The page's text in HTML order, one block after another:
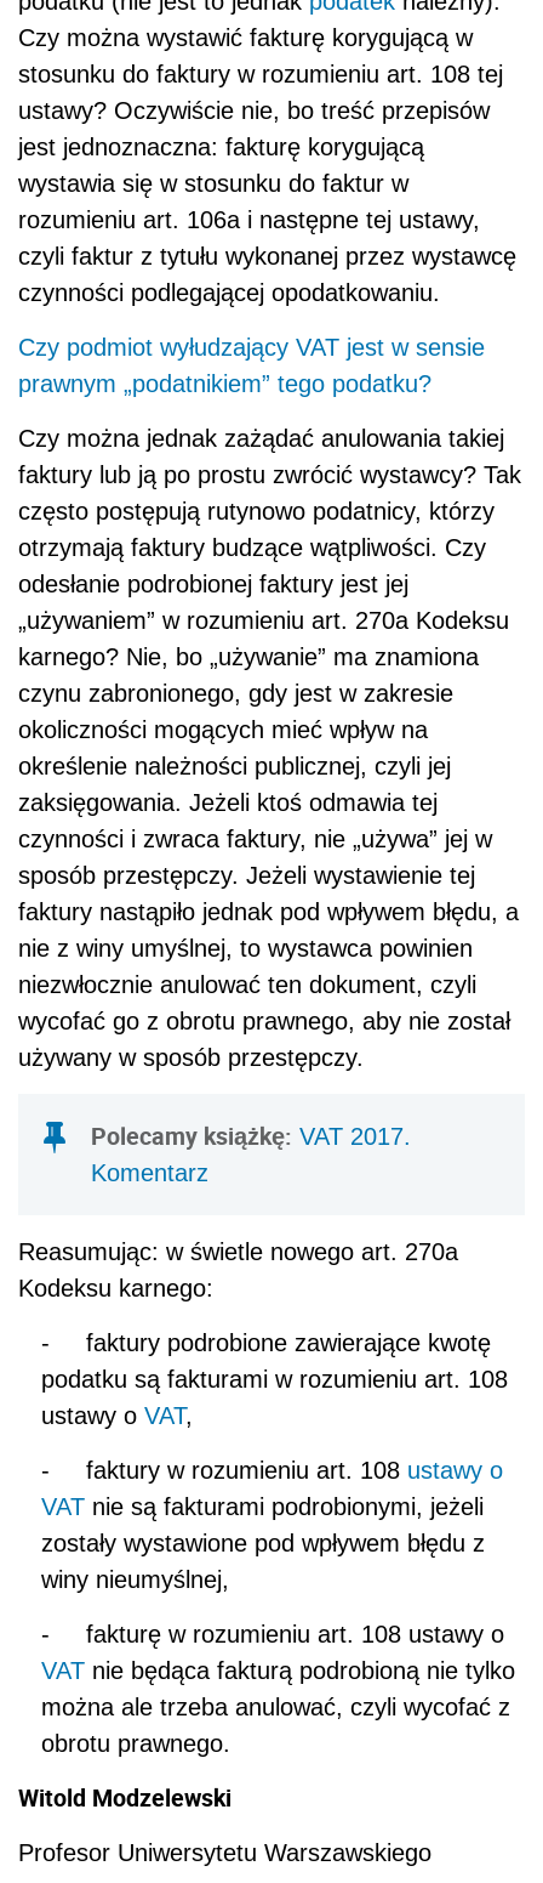
Czy można wystawić fakturę korygującą w
stosunku do faktury w rozumieniu art. 108 tej
ustawy? Oczywiście nie, bo treść przepisów
jest jednoznaczna: fakturę korygującą
wystawia się w stosunku do faktur w
rozumieniu art. 106a i następne tej ustawy,
czyli faktur z tytułu wykonanej przez wystawcę
czynności podlegającej opodatkowaniu.
Czy podmiot wyłudzający VAT jest w sensie
prawnym „podatnikiem” tego podatku?
Czy można jednak zażądać anulowania takiej
faktury lub ją po prostu zwrócić wystawcy? Tak
często postępują rutynowo podatnicy, którzy
otrzymają faktury budzące wątpliwości. Czy
odesłanie podrobionej faktury jest jej
„używaniem” w rozumieniu art. 270a Kodeksu
karnego? Nie, bo „używanie” ma znamiona
czynu zabronionego, gdy jest w zakresie
okoliczności mogących mieć wpływ na
określenie należności publicznej, czyli jej
zaksięgowania. Jeżeli ktoś odmawia tej
czynności i zwraca faktury, nie „używa” jej w
sposób przestępczy. Jeżeli wystawienie tej
faktury nastąpiło jednak pod wpływem błędu, a
nie z winy umyślnej, to wystawca powinien
niezwłocznie anulować ten dokument, czyli
wycofać go z obrotu prawnego, aby nie został
używany w sposób przestępczy.
Polecamy książkę: VAT 2017.
Komentarz
Reasumując: w świetle nowego art. 270a
Kodeksu karnego:
- faktury podrobione zawierające kwotę
podatku są fakturami w rozumieniu art. 108
ustawy o VAT,
- faktury w rozumieniu art. 108 ustawy o
VATnie są fakturami podrobionymi, jeżeli
zostały wystawione pod wpływem błędu z
winy nieumyślnej,
- fakturę w rozumieniu art. 108 ustawy o
VATnie będąca fakturą podrobioną nie tylko
można ale trzeba anulować, czyli wycofać z
obrotu prawnego.
Witold Modzelewski
Profesor Uniwersytetu Warszawskiego